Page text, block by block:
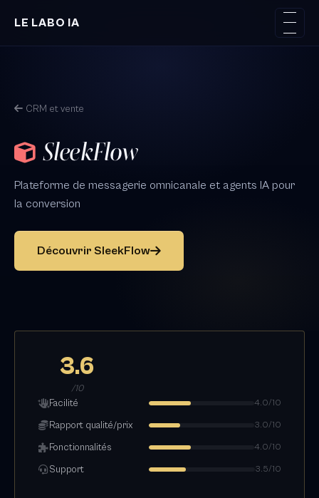
LE LABO IA
CRM et vente
SleekFlow
Plateforme de messagerie omnicanale et agents IA pour
la conversion
Découvrir SleekFlow
3.6
/10
Facilité 4.0/10
Rapport qualité/prix 3.0/10
Fonctionnalités 4.0/10
Support 3.5/10